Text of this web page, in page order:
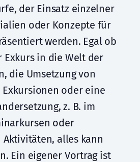
der Einsatz einzelner
oder Konzepte für
werden. Egal ob
Exkurs in die Welt der
die Umsetzung von
oder eine
z. B. im
oder
alles kann
Ein eigener Vortrag ist